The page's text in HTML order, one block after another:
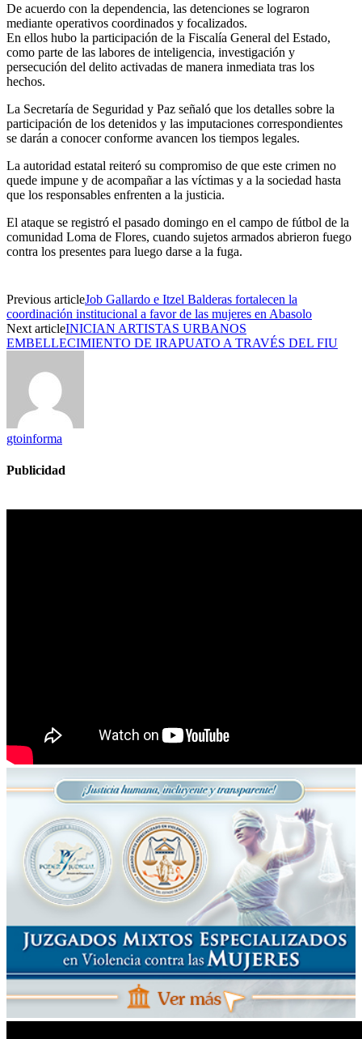
De acuerdo con la dependencia, las detenciones se lograron
mediante operativos coordinados y focalizados.
En ellos hubo la participación de la Fiscalía General del Estado,
como parte de las labores de inteligencia, investigación y
persecución del delito activadas de manera inmediata tras los
hechos.
La Secretaría de Seguridad y Paz señaló que los detalles sobre la
participación de los detenidos y las imputaciones correspondientes
se darán a conocer conforme avancen los tiempos legales.
La autoridad estatal reiteró su compromiso de que este crimen no
quede impune y de acompañar a las víctimas y a la sociedad hasta
que los responsables enfrenten a la justicia.
El ataque se registró el pasado domingo en el campo de fútbol de la
comunidad Loma de Flores, cuando sujetos armados abrieron fuego
contra los presentes para luego darse a la fuga.
Previous articleJob Gallardo e Itzel Balderas fortalecen la
coordinación institucional a favor de las mujeres en Abasolo
Next articleINICIAN ARTISTAS URBANOS
EMBELLECIMIENTO DE IRAPUATO A TRAVÉS DEL FIU
gtoinforma
Publicidad